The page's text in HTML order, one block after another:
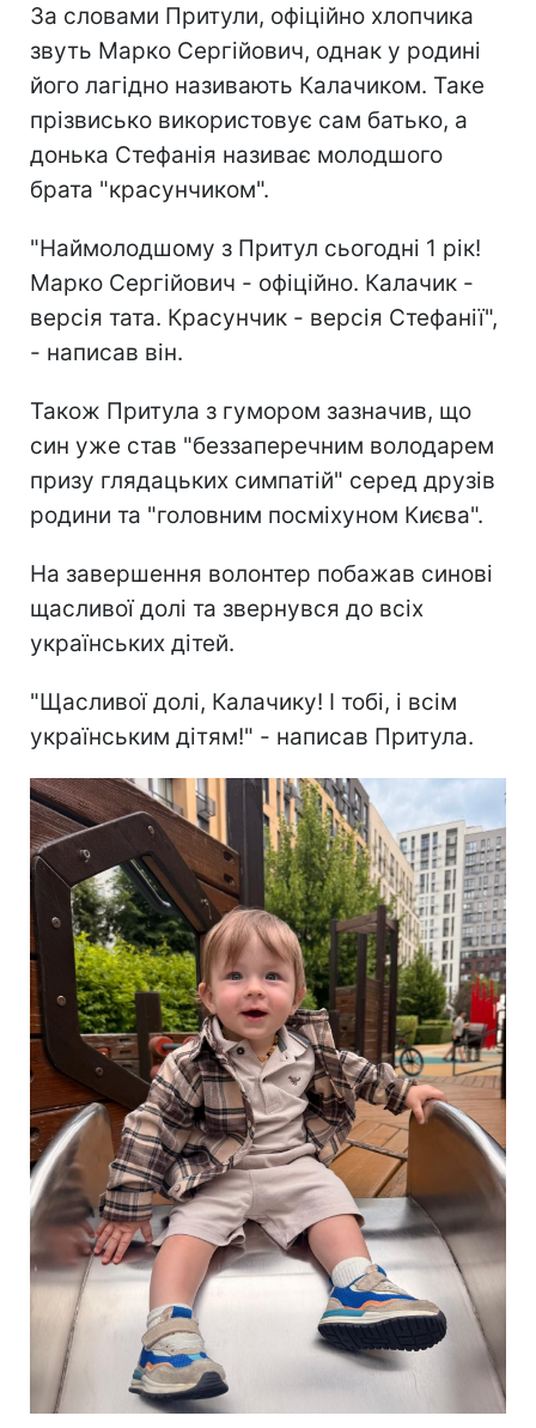
За словами Притули, офіційно хлопчика
звуть Марко Сергійович, однак у родині
його лагідно називають Калачиком. Таке
прізвисько використовує сам батько, а
донька Стефанія називає молодшого
брата "красунчиком".
"Наймолодшому з Притул сьогодні 1 рік!
Марко Сергійович - офіційно. Калачик -
версія тата. Красунчик - версія Стефанії",
- написав він.
Також Притула з гумором зазначив, що
син уже став "беззаперечним володарем
призу глядацьких симпатій" серед друзів
родини та "головним посміхуном Києва".
На завершення волонтер побажав синові
щасливої долі та звернувся до всіх
українських дітей.
"Щасливої долі, Калачику! І тобі, і всім
українським дітям!" - написав Притула.